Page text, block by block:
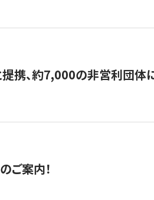
携、約7,000の非営利団体
ご案内！